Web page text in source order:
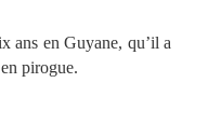
ans en Guyane, qu’il a
pirogue.